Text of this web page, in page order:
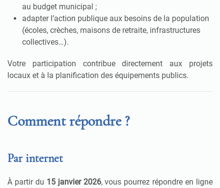
au budget municipal ;
adapter l’action publique aux besoins de la population
(écoles, crèches, maisons de retraite, infrastructures
collectives…).
Votre participation contribue directement aux projets
locaux et à la planification des équipements publics.
Comment répondre ?
Par internet
À partir du 15 janvier 2026, vous pourrez répondre en ligne